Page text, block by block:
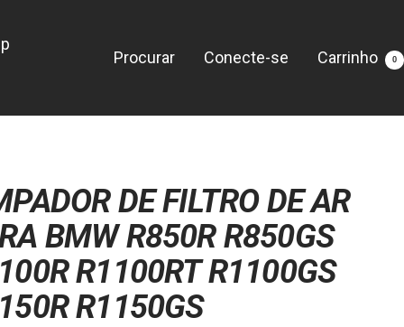
Procurar Conecte-se Carrinho 0
DE FILTRO DE AR
BMW R850R R850GS
R1100RT R1100GS
R1150GS